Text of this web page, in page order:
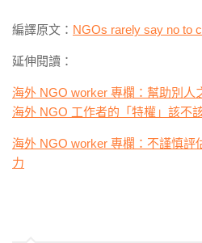
編譯原文： NGOs rarely say no to
延伸閱讀：
海外 NGO worker 專欄：幫助別人
海外 NGO 工作者的「特權」該不
海外 NGO worker 專欄：不謹慎評
力